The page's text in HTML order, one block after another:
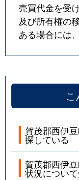
売買代金を受
及び所有権の
ある場合には
こ
賀茂郡西伊
探している
賀茂郡西伊
状況につい